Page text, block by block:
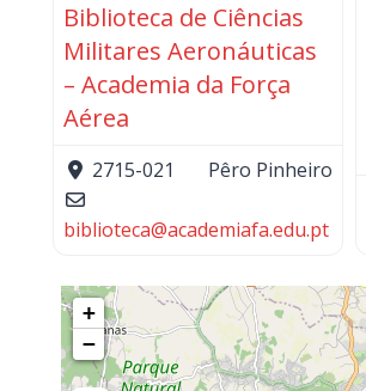
Biblioteca de Ciências
Militares Aeronáuticas
– Academia da Força
Aérea
2715-021 Pêro Pinheiro
biblioteca@academiafa.edu.pt
+
−